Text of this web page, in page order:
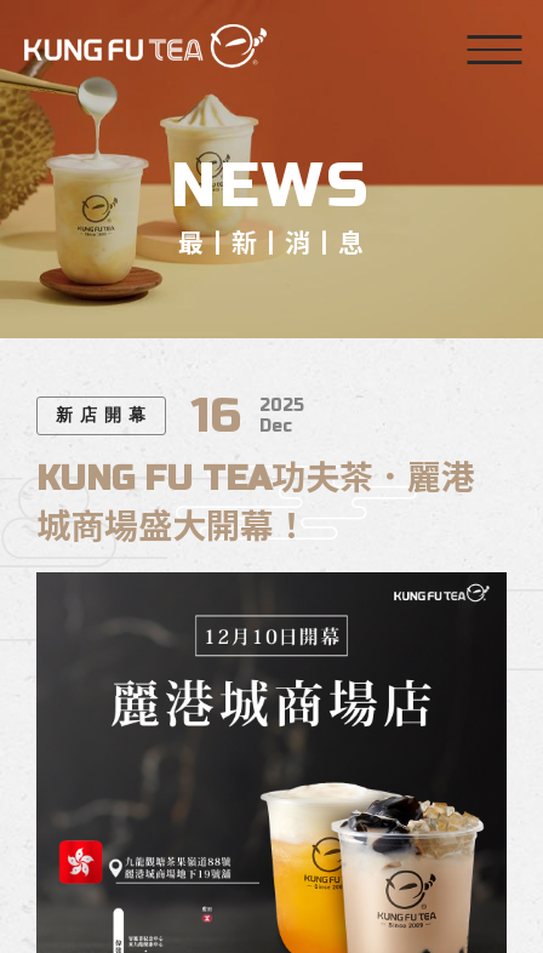
NEWS
最丨新丨消丨息
16
2025
Dec
新 店 開 幕
KUNG FU TEA功夫茶．麗港
城商場盛大開幕！